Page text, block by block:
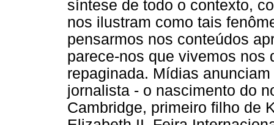
síntese de todo o contexto,
nos ilustram como tais
pensarmos nos conteúdos
parece-nos que vivemos nos
repaginada. Mídias
jornalista - o nascimento do
Cambridge, primeiro filho de